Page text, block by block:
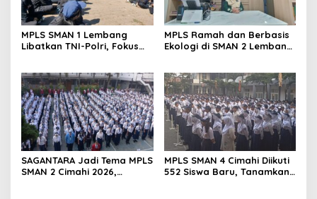
MPLS SMAN 1 Lembang
Libatkan TNI-Polri, Fokus
MPLS Ramah dan Berbasis
Ekologi di SMAN 2 Lembang
SAGANTARA Jadi Tema MPLS
SMAN 2 Cimahi 2026,
MPLS SMAN 4 Cimahi Diikuti
552 Siswa Baru, Tanamkan